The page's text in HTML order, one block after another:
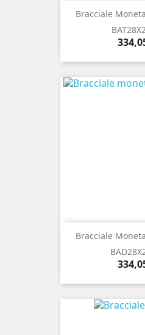
Bracciale
Bracciale